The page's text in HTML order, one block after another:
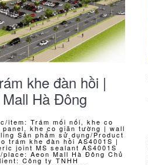
khe đàn hồi |
Hà Đông
item: Trám mối nối, khe co
panel, khe co giãn tường | wall
Sản phẩm sử dụng/Product
trám khe đàn hồi AS4001S |
joint MS sealant AS4001S
place: Aeon Mall Hà Đông Chủ
Công ty TNHH